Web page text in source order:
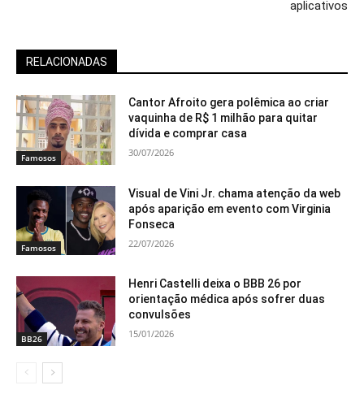
aplicativos
RELACIONADAS
Famosos
Cantor Afroito gera polêmica ao criar
vaquinha de R$ 1 milhão para quitar
dívida e comprar casa
30/07/2026
Famosos
Visual de Vini Jr. chama atenção da web
após aparição em evento com Virginia
Fonseca
22/07/2026
BB26
Henri Castelli deixa o BBB 26 por
orientação médica após sofrer duas
convulsões
15/01/2026